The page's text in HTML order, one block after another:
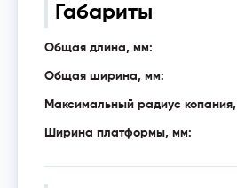
Габариты
Общая длина, мм:
Общая ширина, мм:
Максимальный радиус
Ширина платформы, мм: